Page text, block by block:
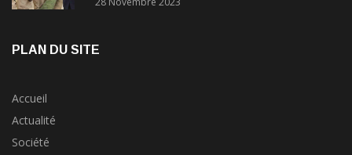
PLAN DU SITE
Accueil
Actualité
Société